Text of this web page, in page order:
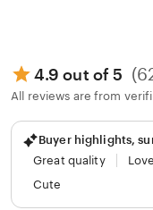
4.9 out of 5
All reviews are from
Buyer highlights,
Great quality
Cute